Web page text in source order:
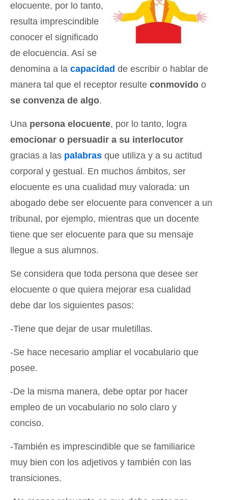
elocuente, por lo tanto,
resulta imprescindible
conocer el significado
de elocuencia. Así se
denomina a la capacidad de escribir o hablar de
manera tal que el receptor resulte conmovido o
se convenza de algo.
Una persona elocuente, por lo tanto, logra
emocionar o persuadir a su interlocutor
gracias a las palabras que utiliza y a su actitud
corporal y gestual. En muchos ámbitos, ser
elocuente es una cualidad muy valorada: un
abogado debe ser elocuente para convencer a un
tribunal, por ejemplo, mientras que un docente
tiene que ser elocuente para que su mensaje
llegue a sus alumnos.
Se considera que toda persona que desee ser
elocuente o que quiera mejorar esa cualidad
debe dar los siguientes pasos:
-Tiene que dejar de usar muletillas.
-Se hace necesario ampliar el vocabulario que
posee.
-De la misma manera, debe optar por hacer
empleo de un vocabulario no solo claro y
conciso.
-También es imprescindible que se familiarice
muy bien con los adjetivos y también con las
transiciones.